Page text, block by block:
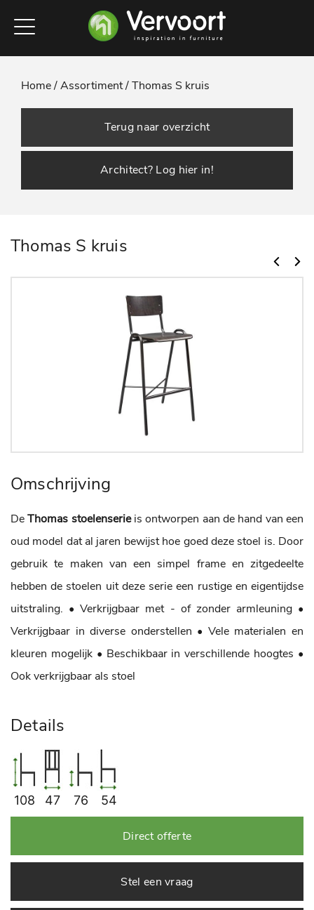
Home /Assortiment /Thomas S kruis
Terug naar overzicht
Architect? Log hier in!
Thomas S kruis
Omschrijving
DeThomas stoelenserieis ontworpen aan de hand van een
oud model dat al jaren bewijst hoe goed deze stoel is. Door
gebruik te maken van een simpel frame en zitgedeelte
hebben de stoelen uit deze serie een rustige en eigentijdse
uitstraling. • Verkrijgbaar met - of zonder armleuning•
Verkrijgbaar in diverse onderstellen • Vele materialen en
kleuren mogelijk• Beschikbaar in verschillende hoogtes •
Ook verkrijgbaar als stoel
Details
108 47 76 54
Direct offerte
Stel een vraag